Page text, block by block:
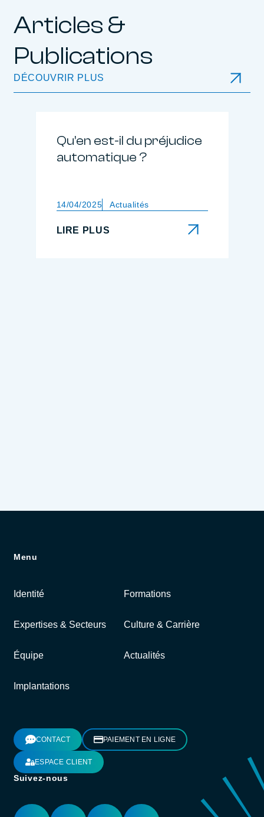
Articles &
Publications
DÉCOUVRIR PLUS
Qu’en est-il du préjudice
automatique ?
14/04/2025 Actualités
LIRE PLUS
Menu
Identité Formations
Expertises & Secteurs Culture & Carrière
Équipe Actualités
Implantations
CONTACT PAIEMENT EN LIGNE
ESPACE CLIENT
Suivez-nous